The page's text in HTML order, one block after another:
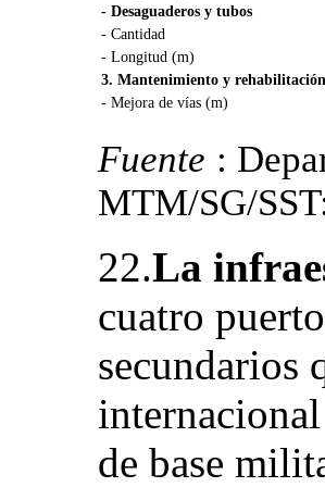
- Desaguaderos y tubos
- Cantidad
- Longitud (m)
3. Mantenimiento y rehabilitación
- Mejora de vías (m)
Fuente :
MTM/SG/
22.La
cuatro
secundarios
de base